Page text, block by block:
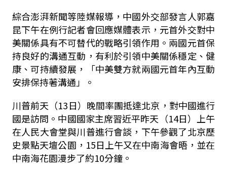
綜合澎湃新聞等陸媒報導，中國外交部發言人郭嘉
昆下午在例行記者會回應媒體表示，元首外交對中
美關係具有不可替代的戰略引領作用。兩國元首保
持良好的溝通互動，有利於引領中美關係穩定、健
康、可持續發展，「中美雙方就兩國元首年內互動
安排保持著溝通」。
川普前天（13日）晚間率團抵達北京，對中國進行
國是訪問。中國國家主席習近平昨天（14日）上午
在人民大會堂與川普進行會談，下午參觀了北京歷
史景點天壇公園，15日上午又在中南海會晤，並在
中南海花園漫步了約10分鐘。